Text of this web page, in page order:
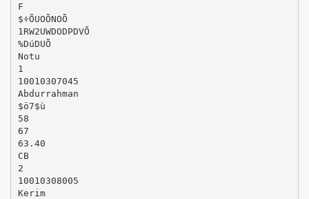
F
$÷ÕUOÕNOÕ
1RW2UWDODPDVÕ
%DúDUÕ
Notu
1
10010307045
Abdurrahman
$ö7$ù
58
67
63.40
CB
2
10010308005
Kerim